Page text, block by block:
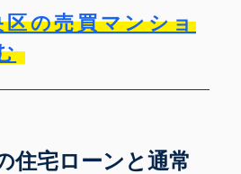
区の売買マンショ
住宅ローンと通常